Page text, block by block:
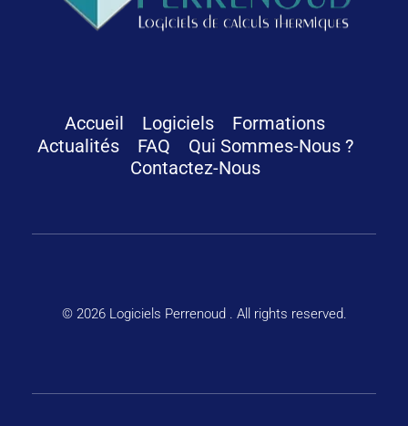
Accueil Logiciels
Formations
Actualités
FAQ
Qui Sommes-Nous ?
Contactez-Nous
© 2026 Logiciels Perrenoud . All rights reserved.